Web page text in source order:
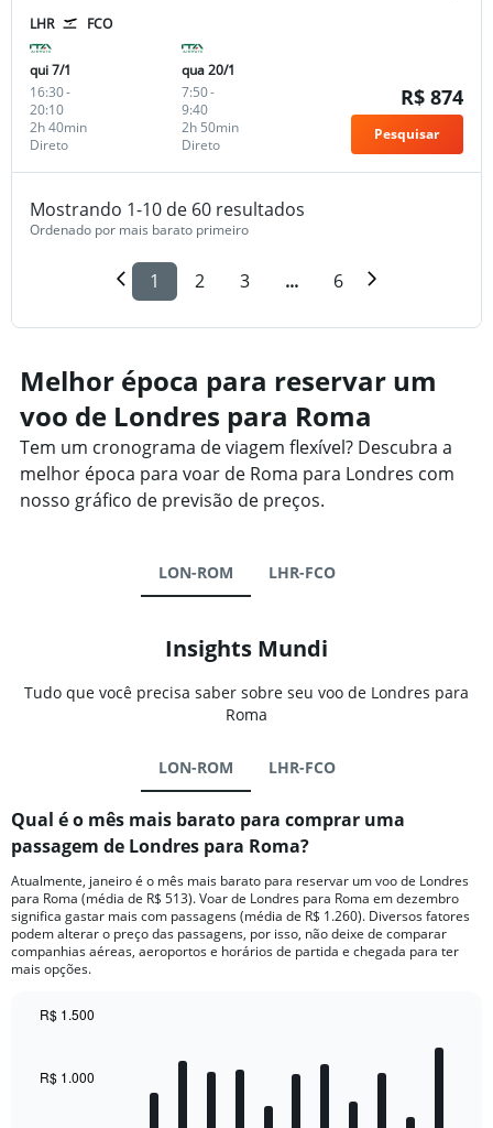
LHR FCO
qui 7/1
16:30-
20:10
Direto
2h 40min
qua 20/1
7:50-
9:40
Direto
2h 50min
R$ 874
Pesquisar
Mostrando 1-10 de 60 resultados
Ordenado por mais barato primeiro
1 2 3 ... 6
Melhor época para reservar um
voo de Londres para Roma
Tem um cronograma de viagem flexível? Descubra a
melhor época para voar de Roma para Londres com
nosso gráfico de previsão de preços.
LON-ROM LHR-FCO
Insights Mundi
Tudo que você precisa saber sobre seu voo de Londres para
Roma
LON-ROM LHR-FCO
Qual é o mês mais barato para comprar uma
passagem de Londres para Roma?
Atualmente, janeiro é o mês mais barato para reservar um voo de Londres
para Roma (média de R$ 513). Voar de Londres para Roma em dezembro
significa gastar mais com passagens (média de R$ 1.260). Diversos fatores
podem alterar o preço das passagens, por isso, não deixe de comparar
companhias aéreas, aeroportos e horários de partida e chegada para ter
mais opções.
with
R$ 1.000
R$ 1.500